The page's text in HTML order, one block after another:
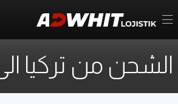
الشحن من تركيا